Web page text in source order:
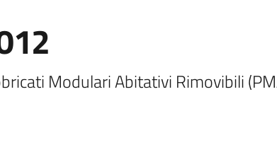
Modulari Abitativi Rimovibili